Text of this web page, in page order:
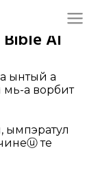
Bible AI
ынтый а
мь-а ворбит
ымпэратул
ⓤте